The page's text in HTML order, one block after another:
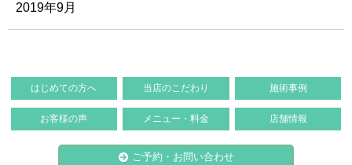
2019年9月
はじめての方へ 当店のこだわり 施術事例
お客様の声 メニュー・料金 店舗情報
ご予約・お問い合わせ